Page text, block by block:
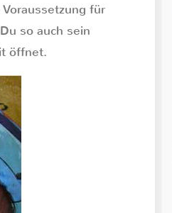
für
so auch sein
öffnet.
für leichtere Nächte mit